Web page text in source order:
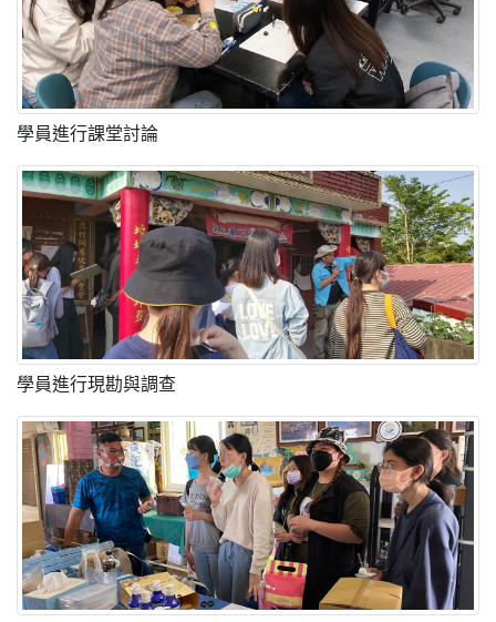
學員進行課堂討論
學員進行現勘與調查